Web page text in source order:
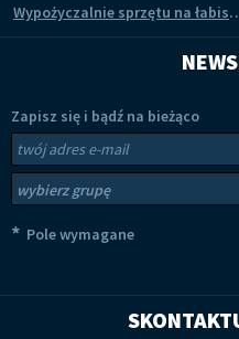
Wypożyczalnie
Zapisz się i bądź na bieżąco
Newsletter
* Pole wymagane